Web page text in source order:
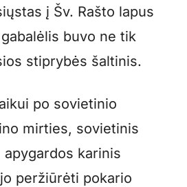
į Šv. Rašto lapus
buvo ne tik
stiprybės šaltinis.
po sovietinio
mirties, sovietinis
karinis
peržiūrėti pokario